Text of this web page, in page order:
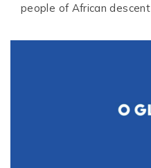
people of African descent